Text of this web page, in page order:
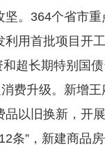
。364个省市
用首批项目开
超长期特别国
费升级。新增
以旧换新，开
条”，新建商品